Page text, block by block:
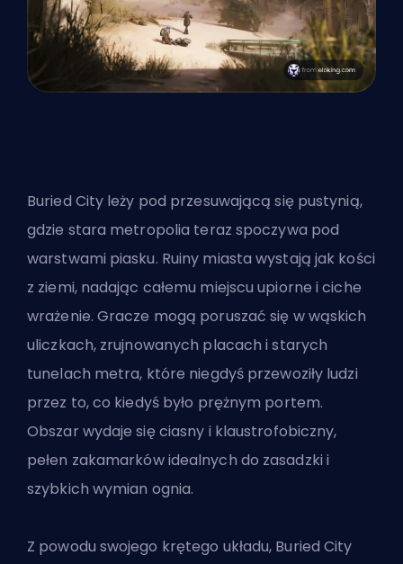
Buried City leży pod przesuwającą się pustynią,
gdzie stara metropolia teraz spoczywa pod
warstwami piasku. Ruiny miasta wystają jak kości
z ziemi, nadając całemu miejscu upiorne i ciche
wrażenie. Gracze mogą poruszać się w wąskich
uliczkach, zrujnowanych placach i starych
tunelach metra, które niegdyś przewoziły ludzi
przez to, co kiedyś było prężnym portem.
Obszar wydaje się ciasny i klaustrofobiczny,
pełen zakamarków idealnych do zasadzki i
szybkich wymian ognia.
Z powodu swojego krętego układu, Buried City